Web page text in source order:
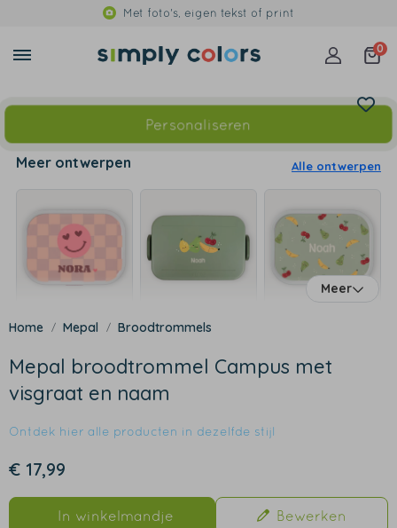
Met foto's, eigen tekst of print
0
Personaliseren
Meer ontwerpen Alle ontwerpen
Meer
Mepal Broodtrommels
Mepal broodtrommel Campus met
visgraat en naam
Ontdek hier alle producten in dezelfde stijl
€ 17,99
In winkelmandje Bewerken